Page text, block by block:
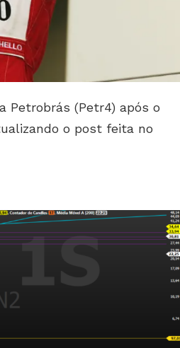
Petrobrás (Petr4) após o
o post feita no